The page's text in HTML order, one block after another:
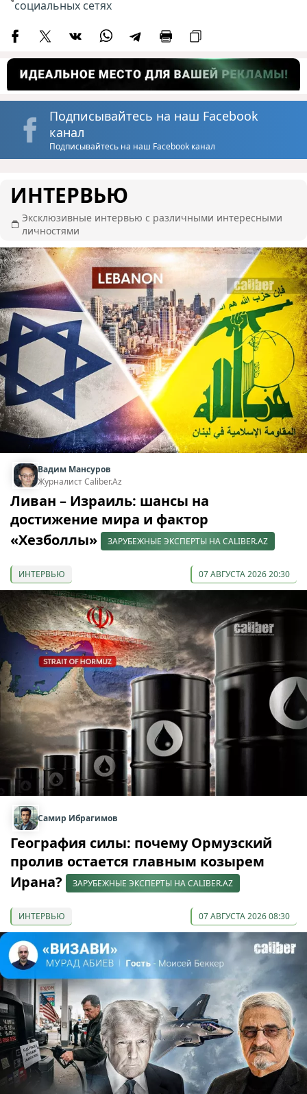
социальных сетях
Подписывайтесь на наш Facebook
канал
Подписывайтесь на наш Facebook канал
ИНТЕРВЬЮ
Эксклюзивные интервью с различными интересными
личностями
Вадим Мансуров
Журналист Caliber.Az
Ливан – Израиль: шансы на
достижение мира и фактор
«Хезболлы»
ЗАРУБЕЖНЫЕ ЭКСПЕРТЫ НА CALIBER.AZ
ИНТЕРВЬЮ 07 АВГУСТА 2026 20:30
Самир Ибрагимов
География силы: почему Ормузский
пролив остается главным козырем
Ирана?
ЗАРУБЕЖНЫЕ ЭКСПЕРТЫ НА CALIBER.AZ
ИНТЕРВЬЮ 07 АВГУСТА 2026 08:30